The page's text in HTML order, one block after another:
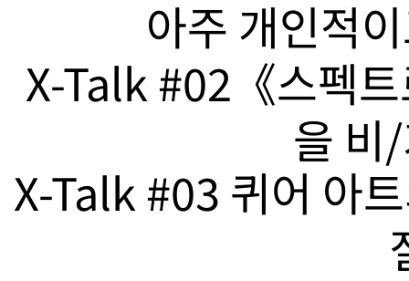
아주 개인적
X-Talk #02《스펙
을 비
X-Talk #03 퀴어 아